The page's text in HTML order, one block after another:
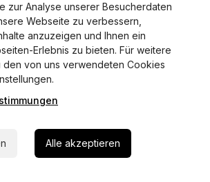
zur Analyse unserer Besucherdaten
Webseite zu verbessern,
anzuzeigen und Ihnen ein
Erlebnis zu bieten. Für weitere
den von uns verwendeten Cookies
Alle akzeptieren
mit dem du Fahrzeuge anmelden,
kannst – inklusive Dateneingabe,
Bezahlung.
gibt es?
Durchführung, kein Besuch der
werden benötigt?
Ausweis oder Reisepass,
falls erforderlich TÜV-Bericht.
über gesicherte Verbindungen mit